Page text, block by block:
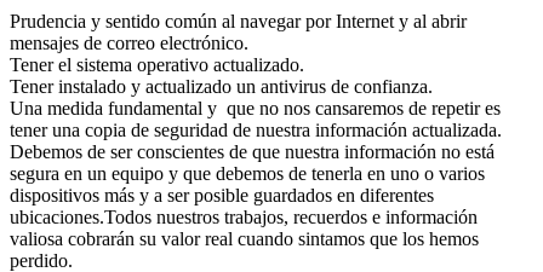
Prudencia y sentido común al navegar por Internet y al abrir
mensajes de correo electrónico.
Tener el sistema operativo actualizado.
Tener instalado y actualizado un antivirus de confianza.
Una medida fundamental y que no nos cansaremos de repetir es
tener una copia de seguridad de nuestra información actualizada.
Debemos de ser conscientes de que nuestra información no está
segura en un equipo y que debemos de tenerla en uno o varios
dispositivos más y a ser posible guardados en diferentes
ubicaciones.Todos nuestros trabajos, recuerdos e información
valiosa cobrarán su valor real cuando sintamos que los hemos
perdido.